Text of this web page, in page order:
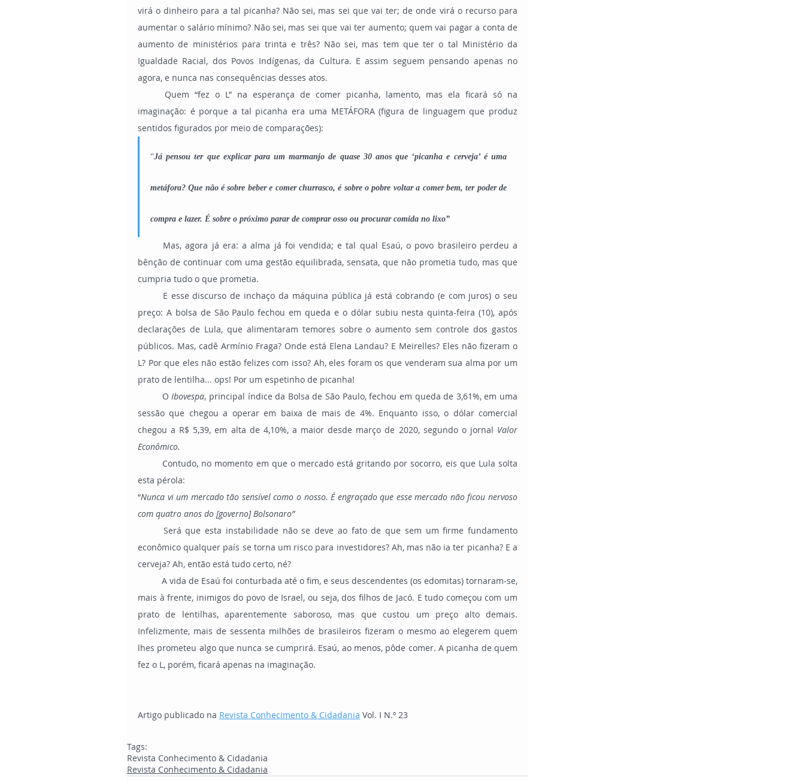
virá o dinheiro para a tal picanha? Não sei, mas sei que vai ter; de onde virá o recurso para
aumentar o salário mínimo? Não sei, mas sei que vai ter aumento; quem vai pagar a conta de
aumento de ministérios para trinta e três? Não sei, mas tem que ter o tal Ministério da
Igualdade Racial, dos Povos Indígenas, da Cultura. E assim seguem pensando apenas no
agora, e nunca nas consequências desses atos.
imaginação: é porque a tal picanha era uma METÁFORA (figura de linguagem que produz
sentidos figurados por meio de comparações):
“Já pensou ter que explicar para um marmanjo de quase 30 anos que ‘picanha e cerveja’ é uma
metáfora? Que não é sobre beber e comer churrasco, é sobre o pobre voltar a comer bem, ter poder de
compra e lazer. É sobre o próximo parar de comprar osso ou procurar comida no lixo”
bênção de continuar com uma gestão equilibrada, sensata, que não prometia tudo, mas que
cumpria tudo o que prometia.
preço: A bolsa de São Paulo fechou em queda e o dólar subiu nesta quinta-feira (10), após
declarações de Lula, que alimentaram temores sobre o aumento sem controle dos gastos
públicos. Mas, cadê Armínio Fraga? Onde está Elena Landau? E Meirelles? Eles não fizeram o
L? Por que eles não estão felizes com isso? Ah, eles foram os que venderam sua alma por um
prato de lentilha... ops! Por um espetinho de picanha!
	O
Ibovespa, principal índice da Bolsa de São Paulo, fechou em queda de 3,61%, em uma
sessão que chegou a operar em baixa de mais de 4%. Enquanto isso, o dólar comercial
chegou a R$ 5,39, em alta de 4,10%, a maior desde março de 2020, segundo o jornal Valor
Econômico.
esta pérola:
“Nunca vi um mercado tão sensível como o nosso. É engraçado que esse mercado não ficou nervoso
com quatro anos do [governo] Bolsonaro”
econômico qualquer país se torna um risco para investidores? Ah, mas não ia ter picanha? E a
cerveja? Ah, então está tudo certo, né?
mais à frente, inimigos do povo de Israel, ou seja, dos filhos de Jacó. E tudo começou com um
prato de lentilhas, aparentemente saboroso, mas que custou um preço alto demais.
Infelizmente, mais de sessenta milhões de brasileiros fizeram o mesmo ao elegerem quem
lhes prometeu algo que nunca se cumprirá. Esaú, ao menos, pôde comer. A picanha de quem
fez o L, porém, ficará apenas na imaginação.
Artigo publicado na Revista Conhecimento & Cidadania Vol. I N.º 23
Tags:
Revista Conhecimento & Cidadania
Revista Conhecimento & Cidadania